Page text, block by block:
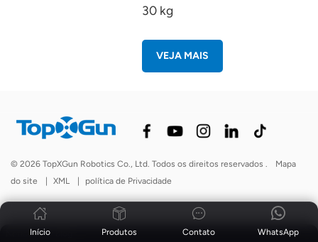
30 kg
VEJA MAIS
Notícias |
© 2026 TopXGun Robotics Co., Ltd. Todos os direitos reservados .
Mapa
do site
| XML | política de Privacidade
Início Produtos WhatsApp
Contato